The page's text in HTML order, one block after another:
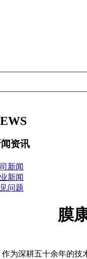
资讯
新闻
新闻
问题
膜
为深耕五十余年的